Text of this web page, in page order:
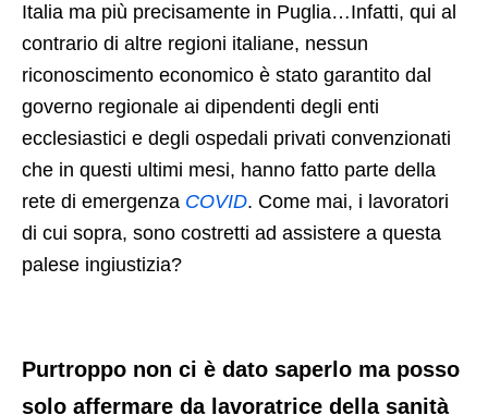
Italia ma più precisamente in Puglia…Infatti, qui al
contrario di altre regioni italiane, nessun
riconoscimento economico è stato garantito dal
governo regionale ai dipendenti degli enti
ecclesiastici e degli ospedali privati convenzionati
che​ in questi ultimi mesi, hanno fatto parte della
rete di emergenza​ COVID. Come mai,​ i lavoratori
di cui sopra, sono costretti ad assistere a questa
palese ingiustizia?
Purtroppo non ci è dato saperlo ma posso
solo affermare da lavoratrice della sanità​